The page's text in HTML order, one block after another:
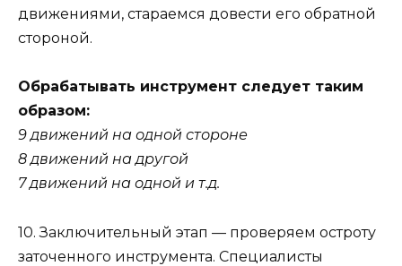
движениями, стараемся довести его обратной
стороной.
Обрабатывать инструмент следует таким
образом:
9 движений на одной стороне
8 движений на другой
7 движений на одной и т.д.
10. Заключительный этап — проверяем остроту
заточенного инструмента. Специалисты